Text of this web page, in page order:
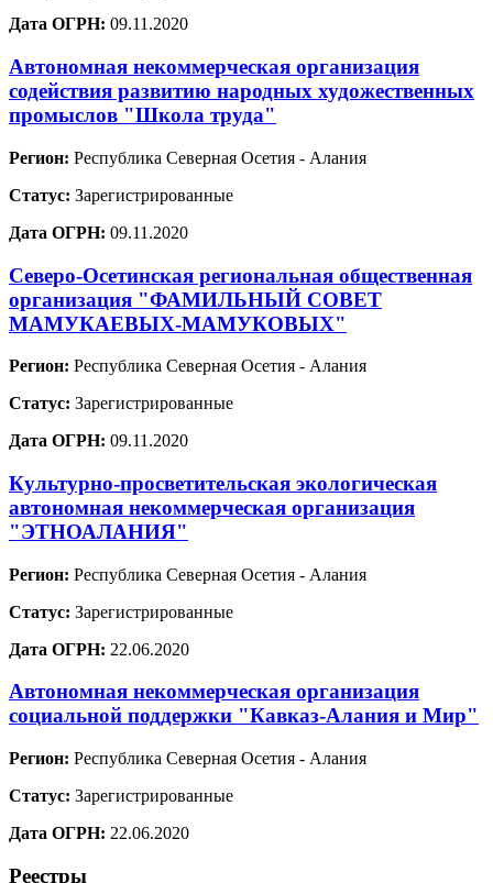
Дата ОГРН: 09.11.2020
Автономная некоммерческая организация
содействия развитию народных художественных
промыслов "Школа труда"
Регион: Республика Северная Осетия - Алания
Статус: Зарегистрированные
Дата ОГРН: 09.11.2020
Северо-Осетинская региональная общественная
организация "ФАМИЛЬНЫЙ СОВЕТ
МАМУКАЕВЫХ-МАМУКОВЫХ"
Регион: Республика Северная Осетия - Алания
Статус: Зарегистрированные
Дата ОГРН: 09.11.2020
Культурно-просветительская экологическая
автономная некоммерческая организация
"ЭТНОАЛАНИЯ"
Регион: Республика Северная Осетия - Алания
Статус: Зарегистрированные
Дата ОГРН: 22.06.2020
Автономная некоммерческая организация
социальной поддержки "Кавказ-Алания и Мир"
Регион: Республика Северная Осетия - Алания
Статус: Зарегистрированные
Дата ОГРН: 22.06.2020
Реестры